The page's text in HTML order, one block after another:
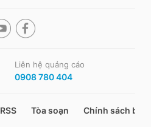
Liên hệ quảng cáo
0908 780 404
RSS Tòa soạn Chính sách bảo